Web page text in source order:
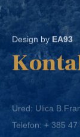
Design byEA93
Ured: Ulica
Telefon:+ 385 47
Telefaks:+ 385